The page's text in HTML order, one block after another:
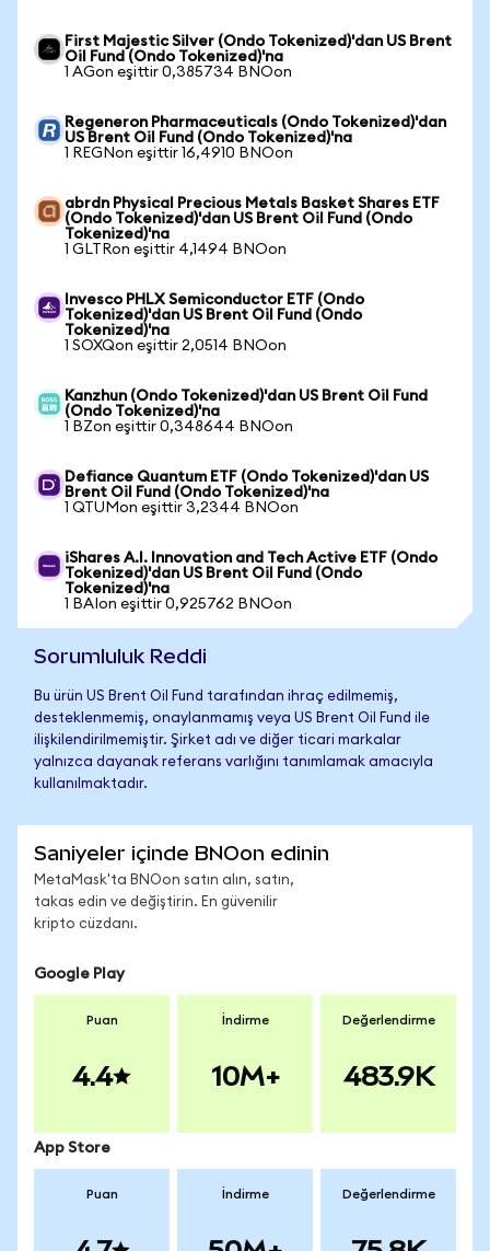
First Majestic Silver (Ondo Tokenized)'dan US Brent
Oil Fund (Ondo Tokenized)'na
1 AGon eşittir 0,385734 BNOon
Regeneron Pharmaceuticals (Ondo Tokenized)'dan
US Brent Oil Fund (Ondo Tokenized)'na
1 REGNon eşittir 16,4910 BNOon
abrdn Physical Precious Metals Basket Shares ETF
(Ondo Tokenized)'dan US Brent Oil Fund (Ondo
Tokenized)'na
1 GLTRon eşittir 4,1494 BNOon
Invesco PHLX Semiconductor ETF (Ondo
Tokenized)'dan US Brent Oil Fund (Ondo
Tokenized)'na
1 SOXQon eşittir 2,0514 BNOon
Kanzhun (Ondo Tokenized)'dan US Brent Oil Fund
(Ondo Tokenized)'na
1 BZon eşittir 0,348644 BNOon
Defiance Quantum ETF (Ondo Tokenized)'dan US
Brent Oil Fund (Ondo Tokenized)'na
1 QTUMon eşittir 3,2344 BNOon
iShares A.I. Innovation and Tech Active ETF (Ondo
Tokenized)'dan US Brent Oil Fund (Ondo
Tokenized)'na
1 BAIon eşittir 0,925762 BNOon
Sorumluluk Reddi
Bu ürün US Brent Oil Fund tarafından ihraç edilmemiş,
desteklenmemiş, onaylanmamış veya US Brent Oil Fund ile
ilişkilendirilmemiştir. Şirket adı ve diğer ticari markalar
yalnızca dayanak referans varlığını tanımlamak amacıyla
kullanılmaktadır.
Saniyeler içinde BNOon edinin
MetaMask'ta BNOon satın alın, satın,
takas edin ve değiştirin. En güvenilir
kripto cüzdanı.
Google Play
Puan
4.4
İndirme
10M+
Değerlendirme
483.9K
App Store
Puan İndirme Değerlendirme